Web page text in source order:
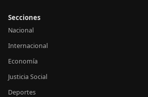
Secciones
Nacional
Internacional
Economía
Justicia Social
Deportes